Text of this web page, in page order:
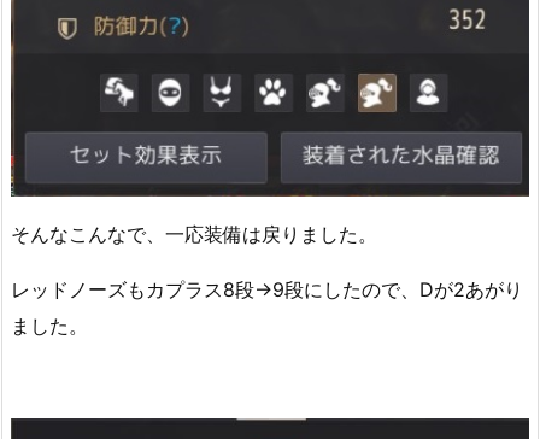
そんなこんなで、一応装備は戻りました。
レッドノーズもカプラス8段→9段にしたので、Dが2あがり
ました。